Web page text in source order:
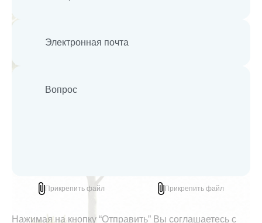
Прикрепить файл Прикрепить файл
Нажимая на кнопку “Отправить” Вы соглашаетесь с